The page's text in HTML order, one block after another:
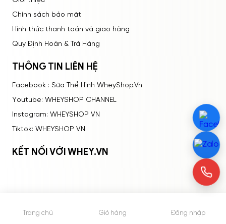
Trang chủ Giỏ hàng Đăng nhập
Chính sách bảo mật
Hình thức thanh toán và giao hàng
Quy Định Hoàn & Trả Hàng
THÔNG TIN LIÊN HỆ
Facebook : Sữa Thể Hình WheyShop.Vn
Youtube: WHEYSHOP CHANNEL
Instagram: WHEYSHOP VN
Tiktok: WHEYSHOP VN
KẾT NỐI VỚI WHEY.VN